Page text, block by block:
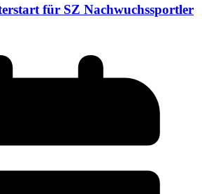
für SZ Nachwuchssportler